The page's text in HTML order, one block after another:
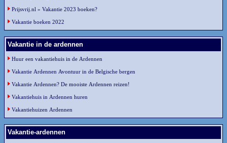
Prijsvrij.nl » Vakantie 2023 boeken?
Vakantie boeken 2022
Vakantie in de ardennen
Huur een vakantiehuis in de Ardennen
Vakantie Ardennen Avontuur in de Belgische bergen
Vakantie Ardennen? De mooiste Ardennen reizen!
Vakantiehuis in Ardennen huren
Vakantiehuizen Ardennen
Vakantie-ardennen